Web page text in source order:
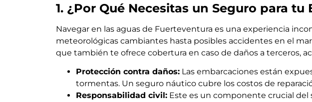
1. ¿Por Qué Necesitas un Seguro para tu
Navegar en las aguas de Fuerteventura es una experiencia
meteorológicas cambiantes hasta posibles accidentes en el
que también te ofrece cobertura en caso de daños a terceros,
Protección contra daños: Las embarcaciones están
tormentas. Un seguro náutico cubre los costos de
Responsabilidad civil: Este es un componente crucial